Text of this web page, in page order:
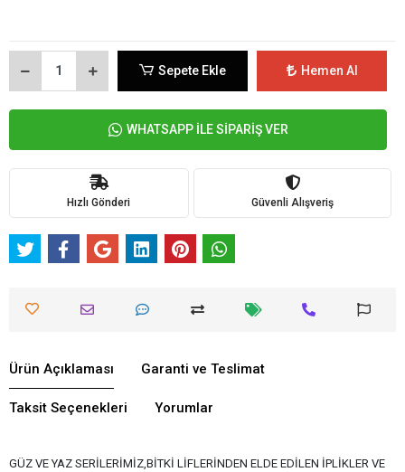
Sepete Ekle Hemen Al
WHATSAPP İLE SİPARİŞ VER
Hızlı Gönderi Güvenli Alışveriş
Ürün Açıklaması Garanti ve Teslimat
Taksit Seçenekleri Yorumlar
GÜZ VE YAZ SERİLERİMİZ,BİTKİ LİFLERİNDEN ELDE EDİLEN İPLİKLER VE